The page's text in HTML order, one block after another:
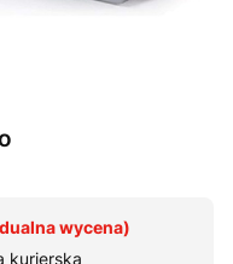
wycena)
kurierska